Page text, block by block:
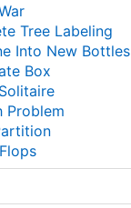
Tree Labeling
Into New Bottles
Box
Problem